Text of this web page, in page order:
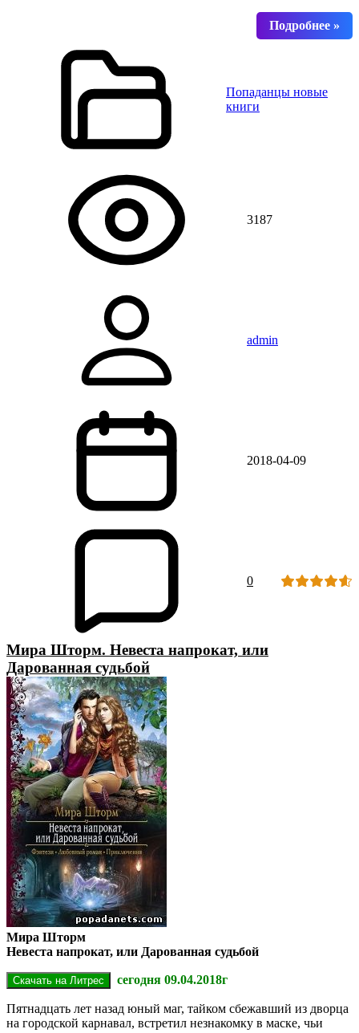
Попаданцы новые
книги
3187
admin
2018-04-09
0
Мира Шторм. Невеста напрокат, или
Дарованная судьбой
Мира Шторм
Невеста напрокат, или Дарованная судьбой
сегодня 09.04.2018г
Пятнадцать лет назад юный маг, тайком сбежавший из дворца
на городской карнавал, встретил незнакомку в маске, чьи